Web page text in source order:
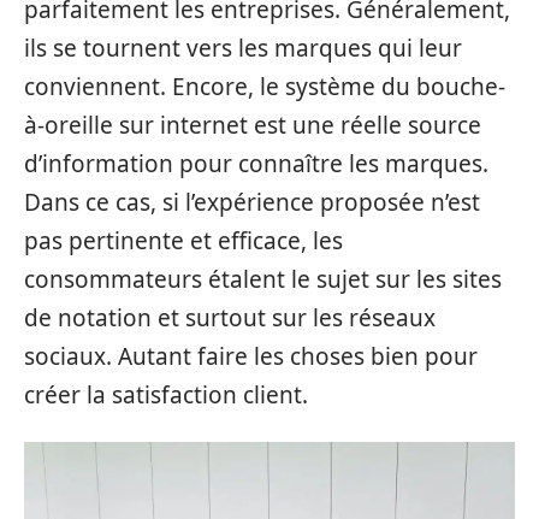
parfaitement les entreprises. Généralement,
ils se tournent vers les marques qui leur
conviennent. Encore, le système du bouche-
à-oreille sur internet est une réelle source
d’information pour connaître les marques.
Dans ce cas, si l’expérience proposée n’est
pas pertinente et efficace, les
consommateurs étalent le sujet sur les sites
de notation et surtout sur les réseaux
sociaux. Autant faire les choses bien pour
créer la satisfaction client.